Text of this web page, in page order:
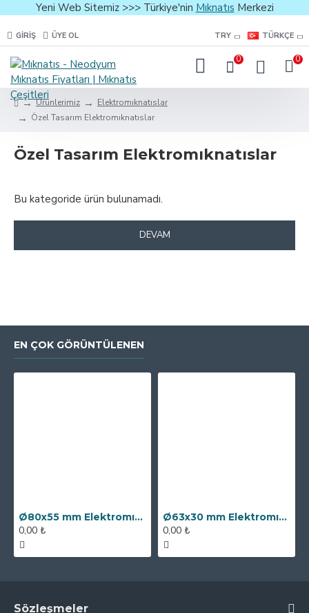
Yeni Web Sitemiz >>> Türkiye'nin Mıknatıs Merkezi
GIRIŞ ÜYE OL TRY TÜRKÇE
0 0
Ürünlerimiz
Elektromıknatıslar
Özel Tasarım Elektromıknatıslar
Özel Tasarım Elektromıknatıslar
Bu kategoride ürün bulunamadı.
DEVAM
EN ÇOK GÖRÜNTÜLENEN
Ø80x55 mm Elektromıknatıs - 250 kg Çekim Gücü
0,00 ₺
Ø63x30 mm Elektromıknatıs - 100 kg Çekim Gücü
0,00 ₺
Sözleşmeler